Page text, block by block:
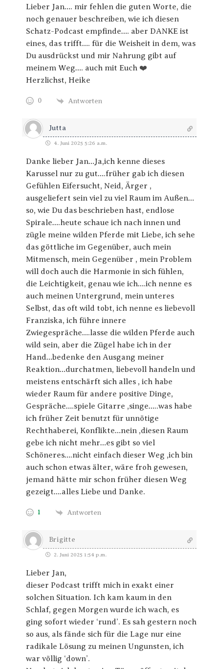
Lieber Jan…. mir fehlen die guten Worte, die
noch genauer beschreiben, wie ich diesen
Schatz-Podcast empfinde…. aber DANKE ist
eines, das trifft…. für die Weisheit in dem, was
Du ausdrückst und mir Nahrung gibt auf
meinem Weg…. auch mit Euch ❤️
Herzlichst, Heike
0 Antworten
Jutta
4. Juni 2025 5:26 a.m.
Danke lieber Jan…Ja,ich kenne dieses
Karussel nur zu gut….früher gab ich diesen
Gefühlen Eifersucht, Neid, Ärger ,
ausgeliefert sein viel zu viel Raum im Außen…
so, wie Du das beschrieben hast, endlose
Spirale….heute schaue ich nach innen und
zügle meine wilden Pferde mit Liebe, ich sehe
das göttliche im Gegenüber, auch mein
Mitmensch, mein Gegenüber , mein Problem
will doch auch die Harmonie in sich fühlen,
die Leichtigkeit, genau wie ich….ich nenne es
auch meinen Untergrund, mein unteres
Selbst, das oft wild tobt, ich nenne es liebevoll
Franziska, ich führe innere
Zwiegespräche….lasse die wilden Pferde auch
wild sein, aber die Zügel habe ich in der
Hand…bedenke den Ausgang meiner
Reaktion…durchatmen, liebevoll handeln und
meistens entschärft sich alles , ich habe
wieder Raum für andere positive Dinge,
Gespräche….spiele Gitarre ,singe…..was habe
ich früher Zeit benutzt für unnötige
Rechthaberei, Konflikte…nein ,diesen Raum
gebe ich nicht mehr…es gibt so viel
Schöneres….nicht einfach dieser Weg ,ich bin
auch schon etwas älter, wäre froh gewesen,
jemand hätte mir schon früher diesen Weg
gezeigt….alles Liebe und Danke.
1 Antworten
Brigitte
2. Juni 2025 1:54 p.m.
Lieber Jan,
dieser Podcast trifft mich in exakt einer
solchen Situation. Ich kam kaum in den
Schlaf, gegen Morgen wurde ich wach, es
ging sofort wieder ‘rund’. Es sah gestern noch
so aus, als fände sich für die Lage nur eine
radikale Lösung zu meinen Ungunsten, ich
war völlig ‘down’.